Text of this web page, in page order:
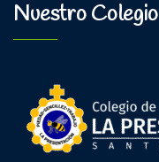
Nuestro Colegio